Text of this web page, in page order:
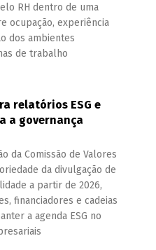
RH dentro de uma
ocupação, experiência
dos ambientes
de trabalho
relatórios ESG e
a governança
da Comissão de Valores
da divulgação de
a partir de 2026,
financiadores e cadeias
a agenda ESG no